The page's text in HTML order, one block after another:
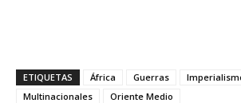
ETIQUETAS África Guerras
Multinacionales
Oriente Medio